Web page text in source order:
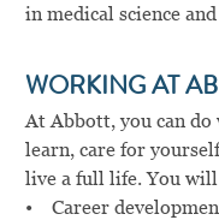
in medical science
WORKING AT
At Abbott, you can
learn, care for
live a full life. You will
• Career